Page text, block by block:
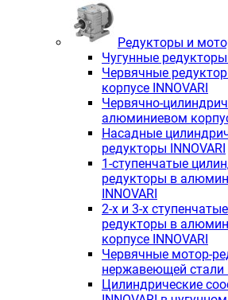
Редукторы и
Чугунные редукторы
Червячные
корпусе INNOVARI
Червячно-
алюминиевом
Насадные
редукторы INNOVARI
1-ступенчатые
редукторы в
INNOVARI
2-х и 3-х
редукторы в
корпусе INNOVARI
Червячные мотор-
нержавеющей стали
Цилиндрические